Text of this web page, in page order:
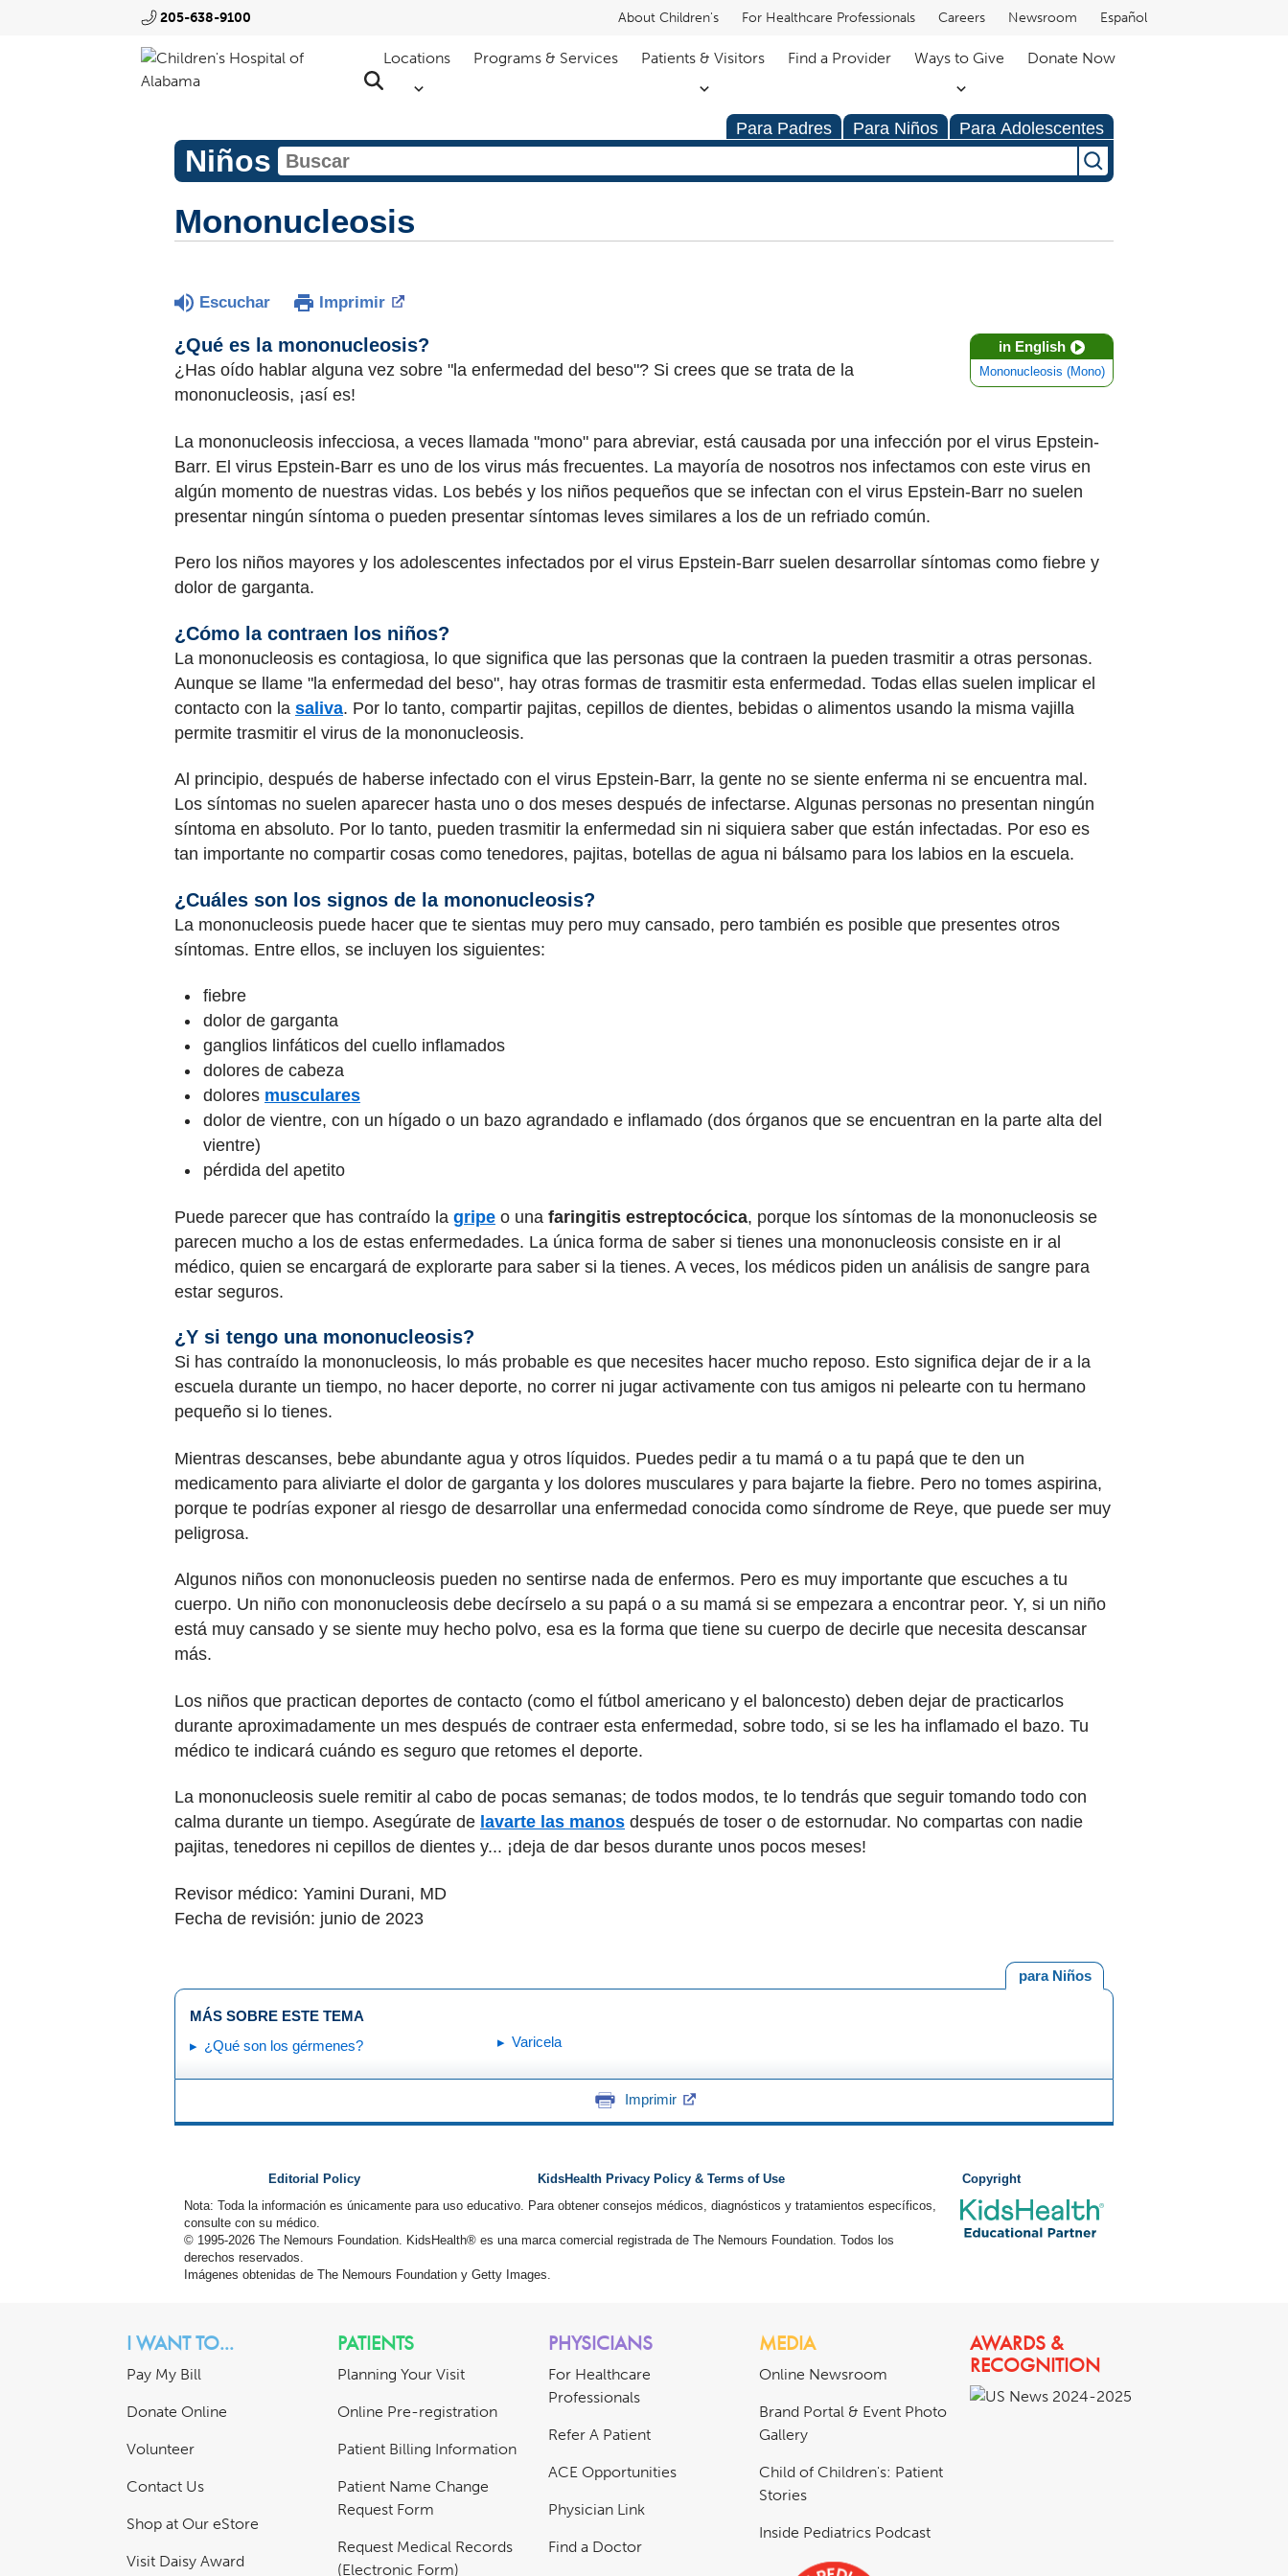
205-638-9100 About Children's For Healthcare Professionals Careers Newsroom Español
Locations Programs & Services Patients & Visitors Find a Provider Ways to Give Donate Now
Para Padres Para Niños Para Adolescentes
Niños
Mononucleosis
Escuchar Imprimir
in English
Mononucleosis (Mono)
¿Qué es la mononucleosis?
¿Has oído hablar alguna vez sobre "la enfermedad del beso"? Si crees que se trata de la
mononucleosis, ¡así es!
La mononucleosis infecciosa, a veces llamada "mono" para abreviar, está causada por una infección por el virus Epstein-
Barr. El virus Epstein-Barr es uno de los virus más frecuentes. La mayoría de nosotros nos infectamos con este virus en
algún momento de nuestras vidas. Los bebés y los niños pequeños que se infectan con el virus Epstein-Barr no suelen
presentar ningún síntoma o pueden presentar síntomas leves similares a los de un refriado común.
Pero los niños mayores y los adolescentes infectados por el virus Epstein-Barr suelen desarrollar síntomas como fiebre y
dolor de garganta.
¿Cómo la contraen los niños?
La mononucleosis es contagiosa, lo que significa que las personas que la contraen la pueden trasmitir a otras personas.
Aunque se llame "la enfermedad del beso", hay otras formas de trasmitir esta enfermedad. Todas ellas suelen implicar el
contacto con la saliva. Por lo tanto, compartir pajitas, cepillos de dientes, bebidas o alimentos usando la misma vajilla
permite trasmitir el virus de la mononucleosis.
Al principio, después de haberse infectado con el virus Epstein-Barr, la gente no se siente enferma ni se encuentra mal.
Los síntomas no suelen aparecer hasta uno o dos meses después de infectarse. Algunas personas no presentan ningún
síntoma en absoluto. Por lo tanto, pueden trasmitir la enfermedad sin ni siquiera saber que están infectadas. Por eso es
tan importante no compartir cosas como tenedores, pajitas, botellas de agua ni bálsamo para los labios en la escuela.
¿Cuáles son los signos de la mononucleosis?
La mononucleosis puede hacer que te sientas muy pero muy cansado, pero también es posible que presentes otros
síntomas. Entre ellos, se incluyen los siguientes:
fiebre
dolor de garganta
ganglios linfáticos del cuello inflamados
dolores de cabeza
dolores musculares
dolor de vientre, con un hígado o un bazo agrandado e inflamado (dos órganos que se encuentran en la parte alta del
vientre)
pérdida del apetito
Puede parecer que has contraído la gripe o una faringitis estreptocócica, porque los síntomas de la mononucleosis se
parecen mucho a los de estas enfermedades. La única forma de saber si tienes una mononucleosis consiste en ir al
médico, quien se encargará de explorarte para saber si la tienes. A veces, los médicos piden un análisis de sangre para
estar seguros.
¿Y si tengo una mononucleosis?
Si has contraído la mononucleosis, lo más probable es que necesites hacer mucho reposo. Esto significa dejar de ir a la
escuela durante un tiempo, no hacer deporte, no correr ni jugar activamente con tus amigos ni pelearte con tu hermano
pequeño si lo tienes.
Mientras descanses, bebe abundante agua y otros líquidos. Puedes pedir a tu mamá o a tu papá que te den un
medicamento para aliviarte el dolor de garganta y los dolores musculares y para bajarte la fiebre. Pero no tomes aspirina,
porque te podrías exponer al riesgo de desarrollar una enfermedad conocida como síndrome de Reye, que puede ser muy
peligrosa.
Algunos niños con mononucleosis pueden no sentirse nada de enfermos. Pero es muy importante que escuches a tu
cuerpo. Un niño con mononucleosis debe decírselo a su papá o a su mamá si se empezara a encontrar peor. Y, si un niño
está muy cansado y se siente muy hecho polvo, esa es la forma que tiene su cuerpo de decirle que necesita descansar
más.
Los niños que practican deportes de contacto (como el fútbol americano y el baloncesto) deben dejar de practicarlos
durante aproximadamente un mes después de contraer esta enfermedad, sobre todo, si se les ha inflamado el bazo. Tu
médico te indicará cuándo es seguro que retomes el deporte.
La mononucleosis suele remitir al cabo de pocas semanas; de todos modos, te lo tendrás que seguir tomando todo con
calma durante un tiempo. Asegúrate de lavarte las manos después de toser o de estornudar. No compartas con nadie
pajitas, tenedores ni cepillos de dientes y... ¡deja de dar besos durante unos pocos meses!
Revisor médico: Yamini Durani, MD
Fecha de revisión: junio de 2023
para Niños
MÁS SOBRE ESTE TEMA
¿Qué son los gérmenes?
Varicela
Imprimir
Editorial Policy KidsHealth Privacy Policy & Terms of Use
Copyright
Nota: Toda la información es únicamente para uso educativo. Para obtener consejos médicos, diagnósticos y tratamientos específicos,
consulte con su médico.
© 1995-2026 The Nemours Foundation. KidsHealth® es una marca comercial registrada de The Nemours Foundation. Todos los
derechos reservados.
Imágenes obtenidas de The Nemours Foundation y Getty Images.
I WANT TO...
Pay My Bill
Donate Online
Volunteer
Contact Us
Shop at Our eStore
Visit Daisy Award
PATIENTS
Planning Your Visit
Online Pre-registration
Patient Billing Information
Patient Name Change
Request Form
Request Medical Records
(Electronic Form)
PHYSICIANS
For Healthcare
Professionals
Refer A Patient
ACE Opportunities
Physician Link
Find a Doctor
MEDIA
Online Newsroom
Brand Portal & Event Photo
Gallery
Child of Children's: Patient
Stories
Inside Pediatrics Podcast
AWARDS &
RECOGNITION